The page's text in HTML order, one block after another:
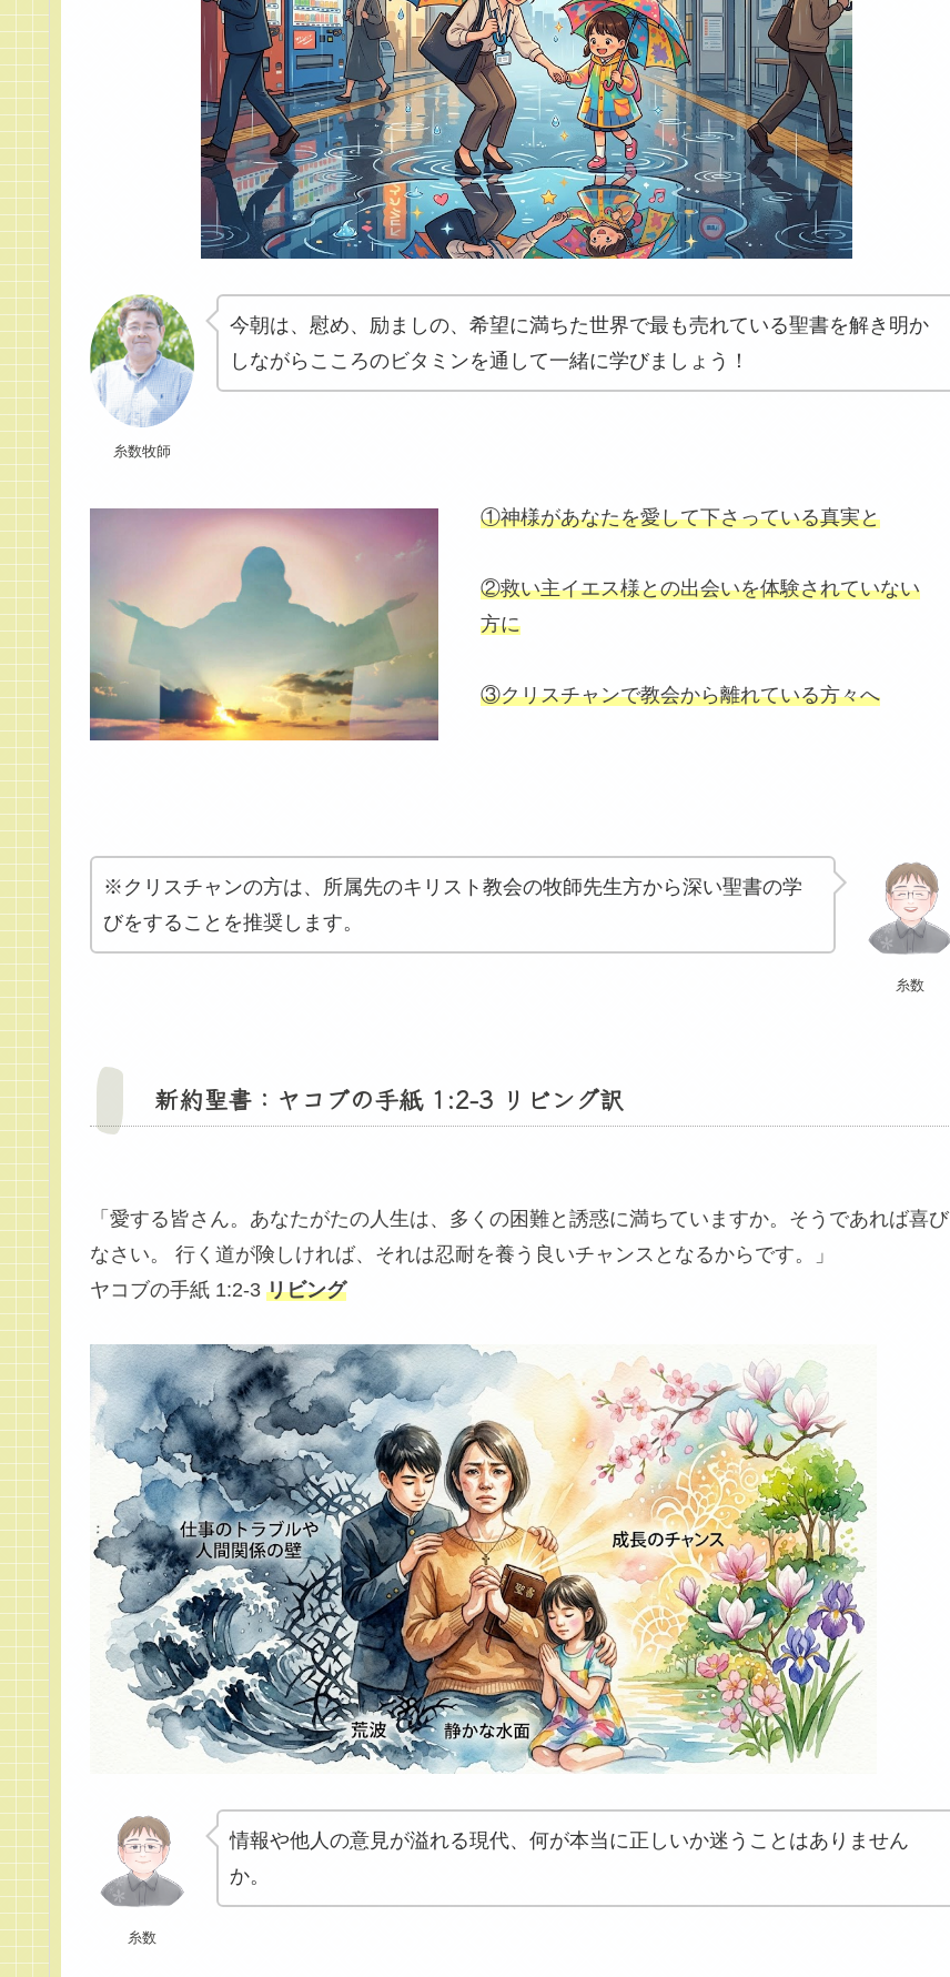
糸数牧師
今朝は、慰め、励ましの、希望に満ちた世界で最も売れている聖書を解き明か
しながらこころのビタミンを通して一緒に学びましょう！
①神様があなたを愛して下さっている真実と
②救い主イエス様との出会いを体験されていない
方に
③クリスチャンで教会から離れている方々へ
糸数
※クリスチャンの方は、所属先のキリスト教会の牧師先生方から深い聖書の学
びをすることを推奨します。
新約聖書：ヤコブの手紙 1:2-3 リビング訳
「愛する皆さん。あなたがたの人生は、多くの困難と誘惑に満ちていますか。そうであれば喜び
なさい。 行く道が険しければ、それは忍耐を養う良いチャンスとなるからです。」
ヤコブの手紙 1:2-3 リビング
糸数
情報や他人の意見が溢れる現代、何が本当に正しいか迷うことはありません
か。